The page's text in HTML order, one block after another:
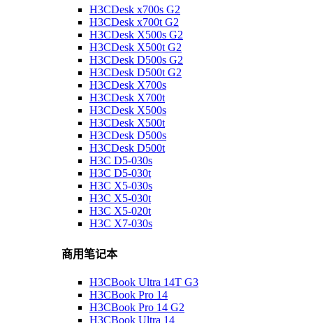
H3CDesk x700s G2
H3CDesk x700t G2
H3CDesk X500s G2
H3CDesk X500t G2
H3CDesk D500s G2
H3CDesk D500t G2
H3CDesk X700s
H3CDesk X700t
H3CDesk X500s
H3CDesk X500t
H3CDesk D500s
H3CDesk D500t
H3C D5-030s
H3C D5-030t
H3C X5-030s
H3C X5-030t
H3C X5-020t
H3C X7-030s
商用笔记本
H3CBook Ultra 14T G3
H3CBook Pro 14
H3CBook Pro 14 G2
H3CBook Ultra 14